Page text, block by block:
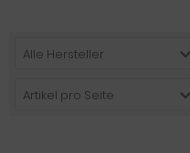
Alle Hersteller
Artikel pro Seite